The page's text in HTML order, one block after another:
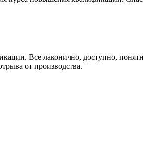
Все лаконично, доступно,
от производства.